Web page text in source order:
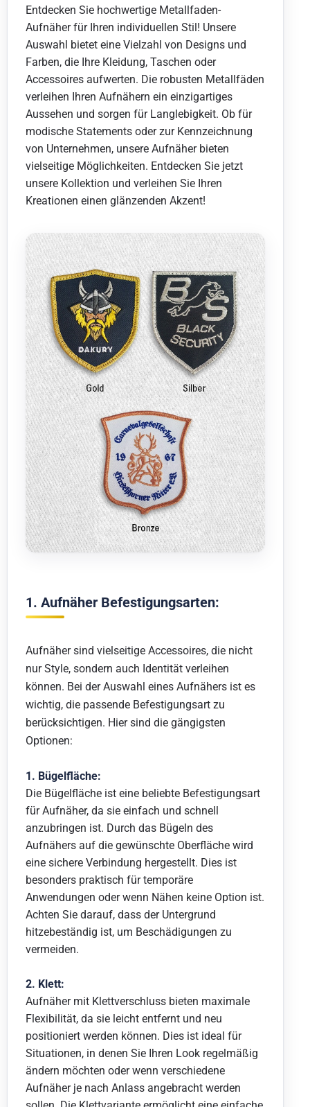
Entdecken Sie hochwertige Metallfaden-
Aufnäher für Ihren individuellen Stil! Unsere
Auswahl bietet eine Vielzahl von Designs und
Farben, die Ihre Kleidung, Taschen oder
Accessoires aufwerten. Die robusten Metallfäden
verleihen Ihren Aufnähern ein einzigartiges
Aussehen und sorgen für Langlebigkeit. Ob für
modische Statements oder zur Kennzeichnung
von Unternehmen, unsere Aufnäher bieten
vielseitige Möglichkeiten. Entdecken Sie jetzt
unsere Kollektion und verleihen Sie Ihren
Kreationen einen glänzenden Akzent!
1. Aufnäher Befestigungsarten:
Aufnäher sind vielseitige Accessoires, die nicht
nur Style, sondern auch Identität verleihen
können. Bei der Auswahl eines Aufnähers ist es
wichtig, die passende Befestigungsart zu
berücksichtigen. Hier sind die gängigsten
Optionen:
1. Bügelfläche:
Die Bügelfläche ist eine beliebte Befestigungsart
für Aufnäher, da sie einfach und schnell
anzubringen ist. Durch das Bügeln des
Aufnähers auf die gewünschte Oberfläche wird
eine sichere Verbindung hergestellt. Dies ist
besonders praktisch für temporäre
Anwendungen oder wenn Nähen keine Option ist.
Achten Sie darauf, dass der Untergrund
hitzebeständig ist, um Beschädigungen zu
vermeiden.
2. Klett:
Aufnäher mit Klettverschluss bieten maximale
Flexibilität, da sie leicht entfernt und neu
positioniert werden können. Dies ist ideal für
Situationen, in denen Sie Ihren Look regelmäßig
ändern möchten oder wenn verschiedene
Aufnäher je nach Anlass angebracht werden